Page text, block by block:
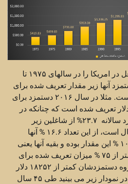
نمودار زیر درصد افراد شاغل در امریکا را در سالهای ۱۹۷۵ تا
آنها زیر مقدار تعریف شده برای
خط فقر در آن سال بوده است. مثلا در سال ۲۰۱۶ دستمزد برای
خانواده ۴ نفره ۲۴۳۳۶ دلار تعریف شده است که چنانکه در
نمودار زیر می بینید، دستمزد سالانه ۲۳.۷% از شاغلین زیر
دستمزد خط فقر در این سال است، از این تعداد ۱۶.۶ % آنها
دستمزدشان بین ۷۵ % تا ۱۰۰ % این مقدار بوده و بقیه آنها یعنی
۷.۱ % بقیه دستمزدشان کمتر از ۷۵ % میزان تعریف شده برای
خط فقر بوده است، این گروه دستمزدشان کمتر از ۱۸۲۵۲ دلار
در سال بوده است. چنانکه در نمودار زیر می بینید طی ۴۵ سال